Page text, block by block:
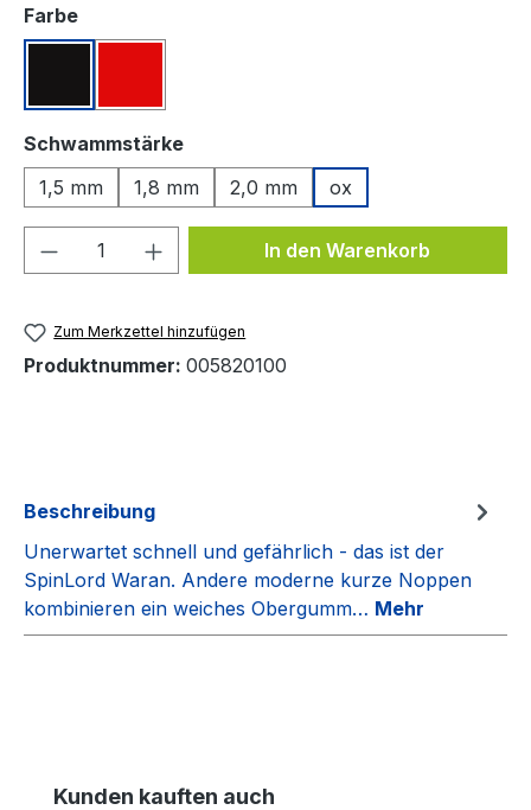
Farbeauswählen
Schwammstärkeauswählen
1,5 mm
1,8 mm 2,0 mm ox
Produkt Anzahl: Gib denIn den Warenkorb
Zum Merkzettel hinzufügen
Produktnummer: 005820100
Beschreibung
Unerwartet schnell und gefährlich - das ist der
SpinLord Waran. Andere moderne kurze Noppen
kombinieren ein weiches Obergumm… Mehr
Produktgalerie überspringen
Kunden kauften auch